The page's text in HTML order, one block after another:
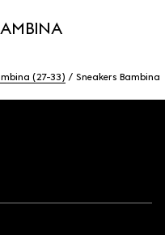
(27-33) Sneakers Bambina